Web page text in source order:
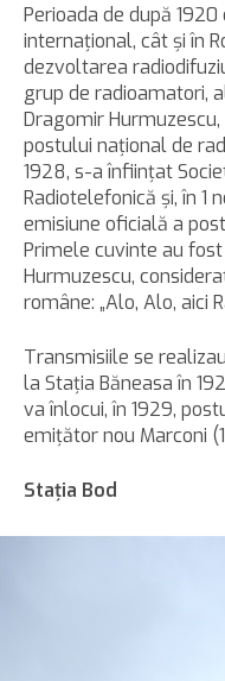
Perioada de după
internaţional, cât şi în
dezvoltarea
grup de radioamatori,
Dragomir
postului naţional de
1928, s-a înfiinţat
Radiotelefonică şi, în 1
emisiune oficială a
Primele cuvinte au
Hurmuzescu,
române: „Alo, Alo, aici
Transmisiile se
la Staţia Băneasa în
va înlocui, în 1929,
emiţător nou Marconi
Staţia Bod